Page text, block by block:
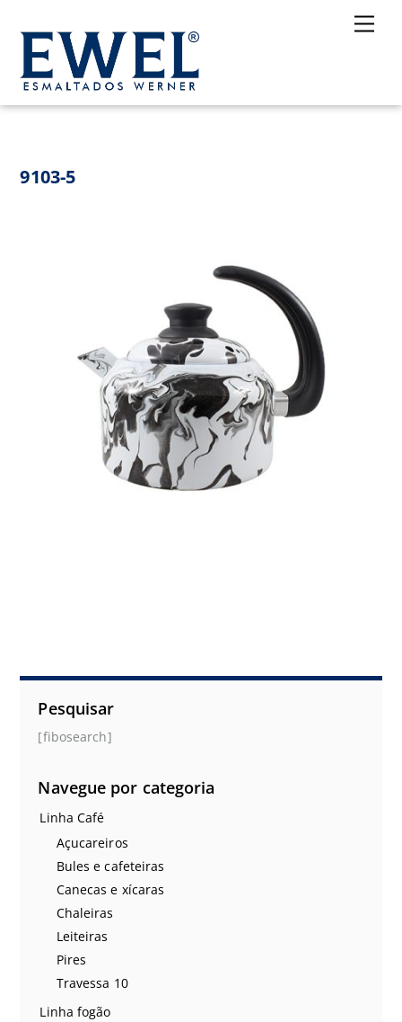
content
9103-5
Pesquisar
[fibosearch]
Navegue por categoria
Linha Café
Açucareiros
Bules e cafeteiras
Canecas e xícaras
Chaleiras
Leiteiras
Pires
Travessa 10
Linha fogão